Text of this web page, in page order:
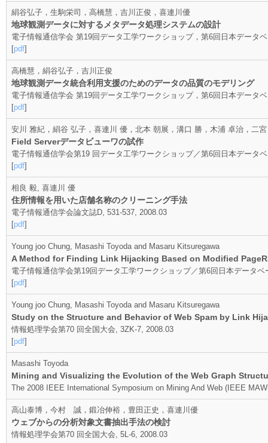
絹谷弘子，生駒栄司，高橋慧，吉川正俊，喜連川優
地球観測データに対するメタデータ処理システムの設計
電子情報通信学会 第19回データ工学ワークショップ，第6回日本データ
[pdf]
高橋慧，絹谷弘子，吉川正俊
地球観測データ統合利用支援のためのデータの品質のモデリング
電子情報通信学会 第19回データ工学ワークショップ，第6回日本データ
[pdf]
安川 雅紀，絹谷 弘子，喜連川 優，北本 朝展，溝口 勝，木浦 卓治，二
Field Serverデータビューワの試作
電子情報通信学会第19 回データ工学ワークショップ／第6回日本データ
[pdf]
相良 毅, 喜連川 優
住所情報を用いた店舗名称のクリーニング手法
電子情報通信学会論文誌D, 531-537, 2008.03
[pdf]
Young joo Chung, Masashi Toyoda and Masaru Kitsuregawa
A Method for Finding Link Hijacking Based on Modified
電子情報通信学会第19回データ工学ワークショップ／第6回日本データ
[pdf]
Young joo Chung, Masashi Toyoda and Masaru Kitsuregawa
Study on the Structure and Behavior of Web Spam by Link
情報処理学会第70 回全国大会, 3ZK-7, 2008.03
[pdf]
Masashi Toyoda
Mining and Visualizing the Evolution of the Web Graph
The 2008 IEEE International Symposium on Mining And Web (IEEE
高山泰博，今村 誠，鍛冶伸裕，豊田正史，喜連川優
ウェブからの分析対象文書抽出手法の検討
情報処理学会第70 回全国大会, 5L-6, 2008.03